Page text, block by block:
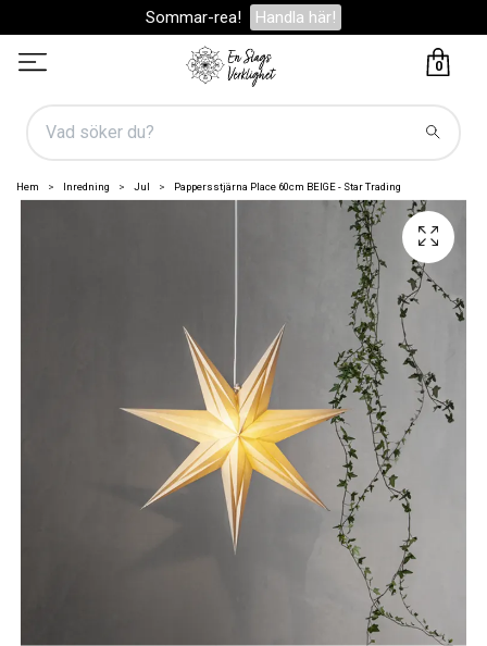
Sommar-rea! Handla här!
0
Hem Inredning Jul Pappersstjärna Place 60cm BEIGE - Star Trading